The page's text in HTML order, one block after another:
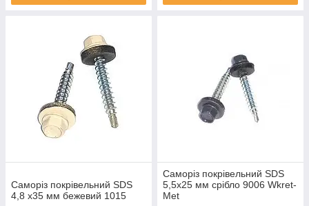
Саморіз покрівельний SDS
4,8 х35 мм бежевий 1015
Саморіз покрівельний SDS
5,5х25 мм срібло 9006 Wkret-
Met